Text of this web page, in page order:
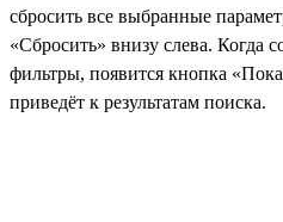
сбросить все выбранные
«Сбросить» внизу слева. Когда
фильтры, появится кнопка
приведёт к результатам поиска.